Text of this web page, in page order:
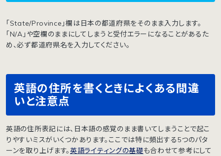
「State/Province」欄は日本の都道府県をそのまま入力します。
「N/A」や空欄のままにしてしまうと受付エラーになることがあるた
め、必ず都道府県名を入力してください。
英語の住所を書くときによくある間違
いと注意点
英語の住所表記には、日本語の感覚のまま書いてしまうことで起こ
りやすいミスがいくつかあります。ここでは特に頻出する5つのパタ
ーンを取り上げます。英語ライティングの基礎も合わせて参考にして